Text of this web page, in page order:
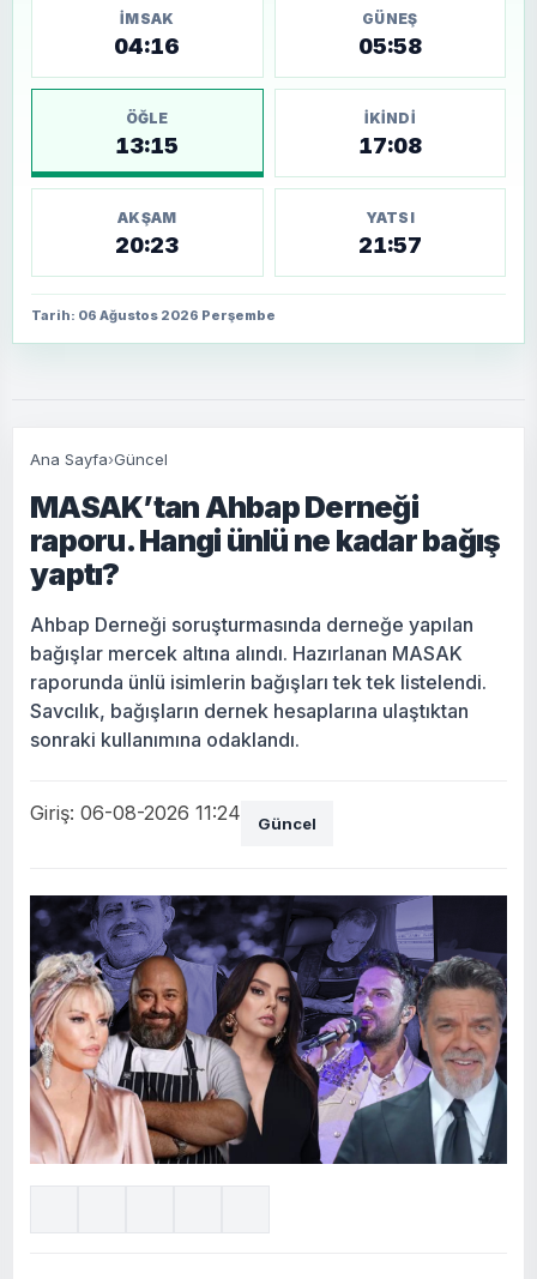
İMSAK
04:16
GÜNEŞ
05:58
ÖĞLE
13:15
İKINDI
17:08
AKŞAM
20:23
YATSI
21:57
Tarih: 06 Ağustos 2026 Perşembe
Ana Sayfa›Güncel
MASAK’tan Ahbap Derneği
raporu. Hangi ünlü ne kadar bağış
yaptı?
Ahbap Derneği soruşturmasında derneğe yapılan
bağışlar mercek altına alındı. Hazırlanan MASAK
raporunda ünlü isimlerin bağışları tek tek listelendi.
Savcılık, bağışların dernek hesaplarına ulaştıktan
sonraki kullanımına odaklandı.
Giriş: 06-08-2026 11:24 Güncel